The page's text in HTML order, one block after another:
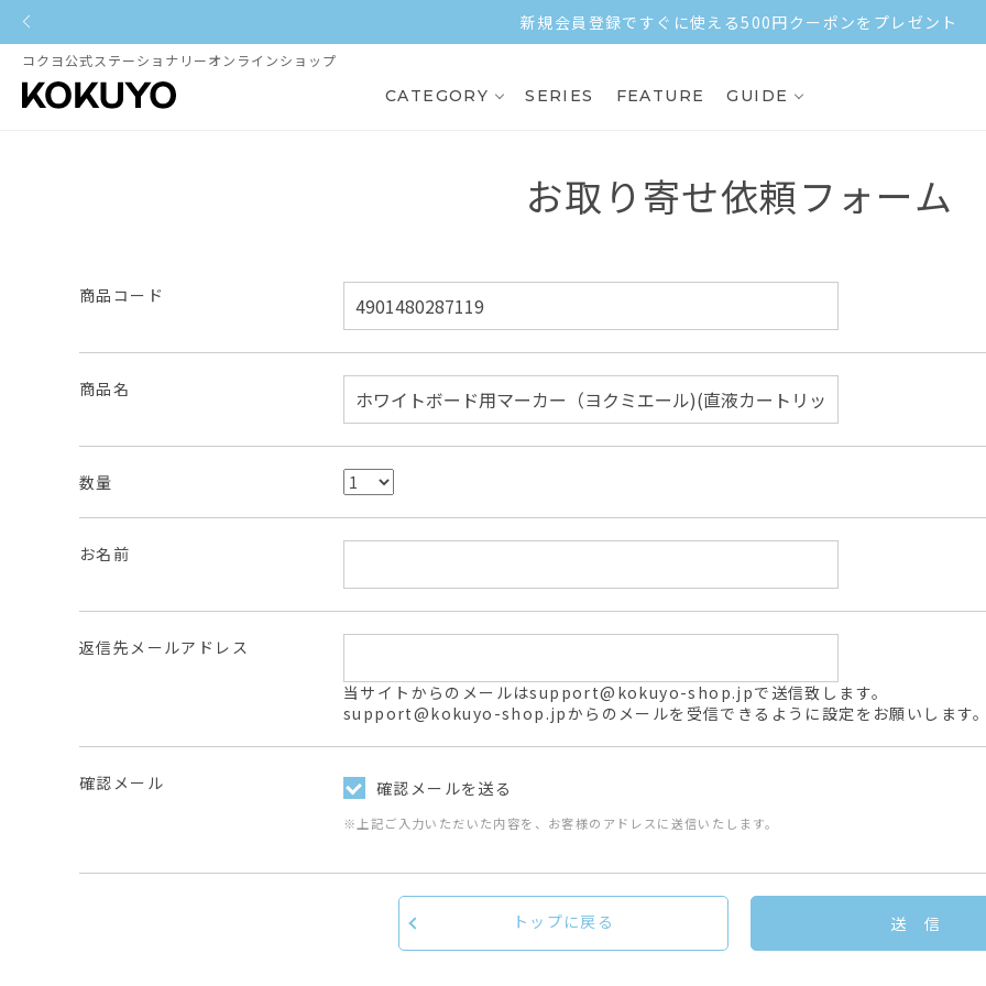
レゼント
コクヨ公式ステーショナリーオンラインショップ
CATEGORY SERIES FEATURE GUIDE
お取り寄せ依頼フォーム
商品コード
商品名
数量
お名前
返信先メールアドレス
当サイトからのメールはsupport@kokuyo-shop.jpで送信致します。
support@kokuyo-shop.jpからのメールを受信できるように設定をお願いします
確認メール 確認メールを送る
※上記ご入力いただいた内容を、お客様のアドレスに送信いたします。
送 信
トップに戻る